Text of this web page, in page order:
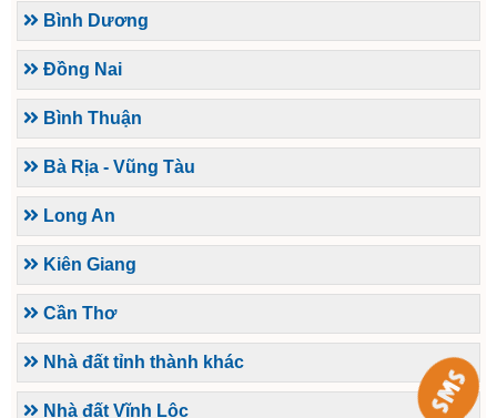
Bình Dương
Đồng Nai
Bình Thuận
Bà Rịa - Vũng Tàu
Long An
Kiên Giang
Cần Thơ
Nhà đất tỉnh thành khác
Nhà đất Vĩnh Lộc